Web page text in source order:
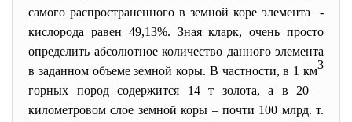
самого распространенного в земной коре элемента -
кислорода равен 49,13%. Зная кларк, очень просто
определить абсолютное количество данного элемента
в заданном объеме земной коры. В частности, в 1 км3
горных пород содержится 14 т золота, а в 20 –
километровом слое земной коры – почти 100 млрд. т.